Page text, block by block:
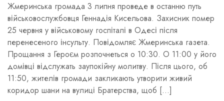
Жмеринська громада 3 липня проведе в останню путь
військовослужбовця Геннадія Кисельова. Захисник помер
25 червня у військовому госпіталі в Одесі після
перенесеного інсульту. Повідомляє Жмеринська газета.
Прощання з Героєм розпочнеться о 10:30. О 11:00 у його
домівці відслужать заупокійну молитву. Після цього, об
11:50, жителів громади закликають утворити живий
коридор шани на вулиці Братерства, щоб […]